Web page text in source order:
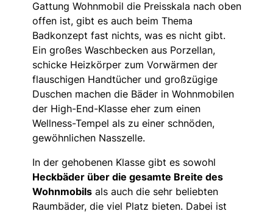
Gattung Wohnmobil die Preisskala nach oben
offen ist, gibt es auch beim Thema
Badkonzept fast nichts, was es nicht gibt.
Ein großes Waschbecken aus Porzellan,
schicke Heizkörper zum Vorwärmen der
flauschigen Handtücher und großzügige
Duschen machen die Bäder in Wohnmobilen
der High-End-Klasse eher zum einen
Wellness-Tempel als zu einer schnöden,
gewöhnlichen Nasszelle.
In der gehobenen Klasse gibt es sowohl
Heckbäder über die gesamte Breite des
Wohnmobilsals auch die sehr beliebten
Raumbäder, die viel Platz bieten. Dabei ist